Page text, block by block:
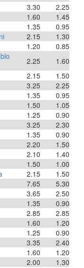
3.30
2.25
1.60
1.45
1.35
0.95
2.15
1.30
1.20
0.85
2.25
1.60
2.15
1.50
3.25
2.25
1.35
0.95
1.50
1.05
1.25
0.90
3.25
2.30
1.35
0.90
2.20
1.50
2.10
1.40
1.50
1.00
2.15
1.50
7.65
5.30
3.65
2.50
1.35
0.90
2.85
2.85
1.60
1.20
1.25
0.90
3.35
2.40
1.60
1.20
2.00
1.30